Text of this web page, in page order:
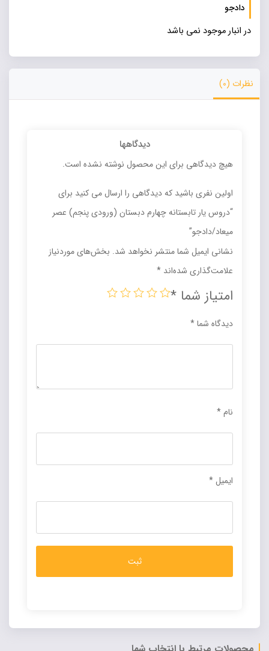
دادجو
در انبار موجود نمی باشد
نظرات (0)
دیدگاهها
هیچ دیدگاهی برای این محصول نوشته نشده است.
اولین نفری باشید که دیدگاهی را ارسال می کنید برای
“دروس یار تابستانه چهارم دبستان (ورودی پنجم) عصر
میعاد/دادجو”
نشانی ایمیل شما منتشر نخواهد شد. بخش‌های موردنیاز
علامت‌گذاری شده‌اند *
امتیاز شما *
دیدگاه شما*
نام*
ایمیل*